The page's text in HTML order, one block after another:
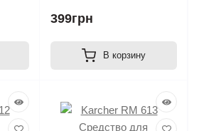
399грн
В корзину